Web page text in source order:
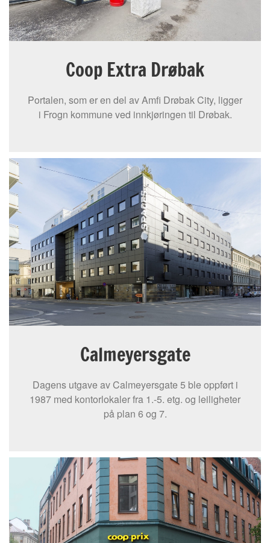
Coop Extra Drøbak
Portalen, som er en del av Amfi Drøbak City, ligger
i Frogn kommune ved innkjøringen til Drøbak.
Calmeyersgate
Dagens utgave av Calmeyersgate 5 ble oppført i
1987 med kontorlokaler fra 1.-5. etg. og leiligheter
på plan 6 og 7.